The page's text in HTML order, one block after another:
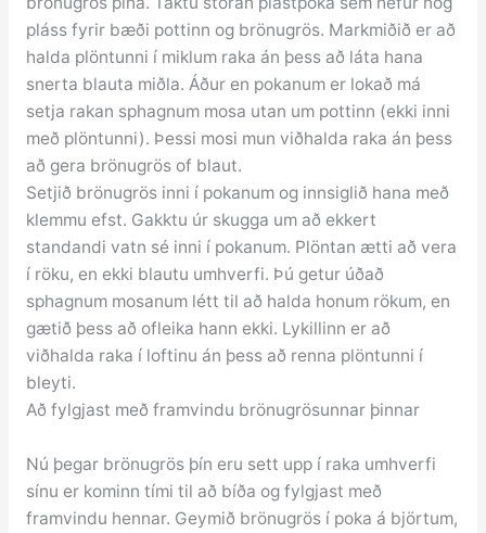
pláss fyrir bæði pottinn og brönugrös. Markmiðið er að
halda plöntunni í miklum raka án þess að láta hana
snerta blauta miðla. Áður en pokanum er lokað má
setja rakan sphagnum mosa utan um pottinn (ekki inni
með plöntunni). Þessi mosi mun viðhalda raka án þess
að gera brönugrös of blaut.
Setjið brönugrös inni í pokanum og innsiglið hana með
klemmu efst. Gakktu úr skugga um að ekkert
standandi vatn sé inni í pokanum. Plöntan ætti að vera
í röku, en ekki blautu umhverfi. Þú getur úðað
sphagnum mosanum létt til að halda honum rökum, en
gætið þess að ofleika hann ekki. Lykillinn er að
viðhalda raka í loftinu án þess að renna plöntunni í
bleyti.
Að fylgjast með framvindu brönugrösunnar þinnar
Nú þegar brönugrös þín eru sett upp í raka umhverfi
sínu er kominn tími til að bíða og fylgjast með
framvindu hennar. Geymið brönugrös í poka á björtum,